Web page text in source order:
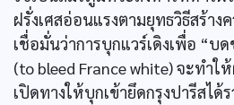
ฝรั่งเศสอ่อนแรงตามยุทธวิธีสร้า
เชื่อมั่นว่าการบุกแวร์เดิงเพื่อ “บ
(to bleed France white) จะทำใ
เปิดทางให้บุกเข้ายึดกรุงปารีสได้